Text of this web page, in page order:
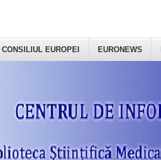
CONSILIUL EUROPEI EURONEWS